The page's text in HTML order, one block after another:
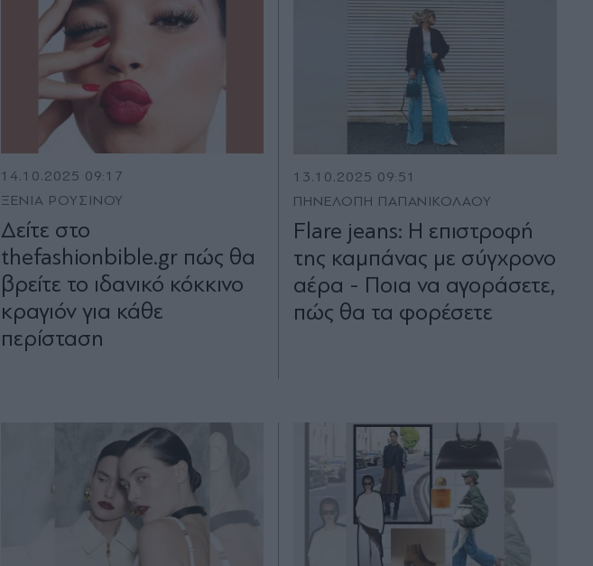
14.10.2025 09:17
ΞΕΝΙΑ ΡΟΥΣΙΝΟΥ
Δείτε στο
thefashionbible.gr πώς θα
βρείτε το ιδανικό κόκκινο
κραγιόν για κάθε
περίσταση
13.10.2025 09:51
ΠΗΝΕΛΟΠΗ ΠΑΠΑΝΙΚΟΛΑΟΥ
Flare jeans: Η επιστροφή
της καμπάνας με σύγχρονο
αέρα - Ποια να αγοράσετε,
πώς θα τα φορέσετε